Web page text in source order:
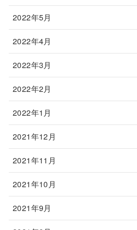
2022年5月
2022年4月
2022年3月
2022年2月
2022年1月
2021年12月
2021年11月
2021年10月
2021年9月